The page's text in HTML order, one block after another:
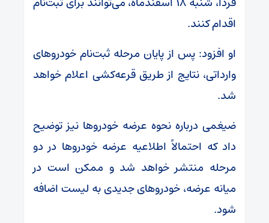
اقدام کنند.
او افزود: پس از پایان مرحله ثبت‌نام خودروهای
وارداتی، نتایج از طریق قرعه‌کشی اعلام خواهد
شد.
ضیغمی درباره نحوه عرضه خودروها نیز توضیح
داد که احتمالاً اطلاعیه عرضه خودروها در دو
مرحله منتشر خواهد شد و ممکن است در
میانه عرضه، خودروهای جدیدی به لیست اضافه
شود.